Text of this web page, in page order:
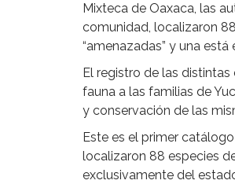
Mixteca de Oaxaca, las
comunidad, localizaron
“amenazadas” y una
El registro de las
fauna a las familias de
y conservación de las
Este es el primer
localizaron 88 especies
exclusivamente del